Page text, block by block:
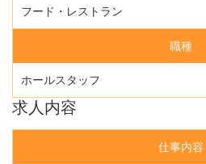
フード・レストラン
職種
ホールスタッフ
求人内容
仕事内容